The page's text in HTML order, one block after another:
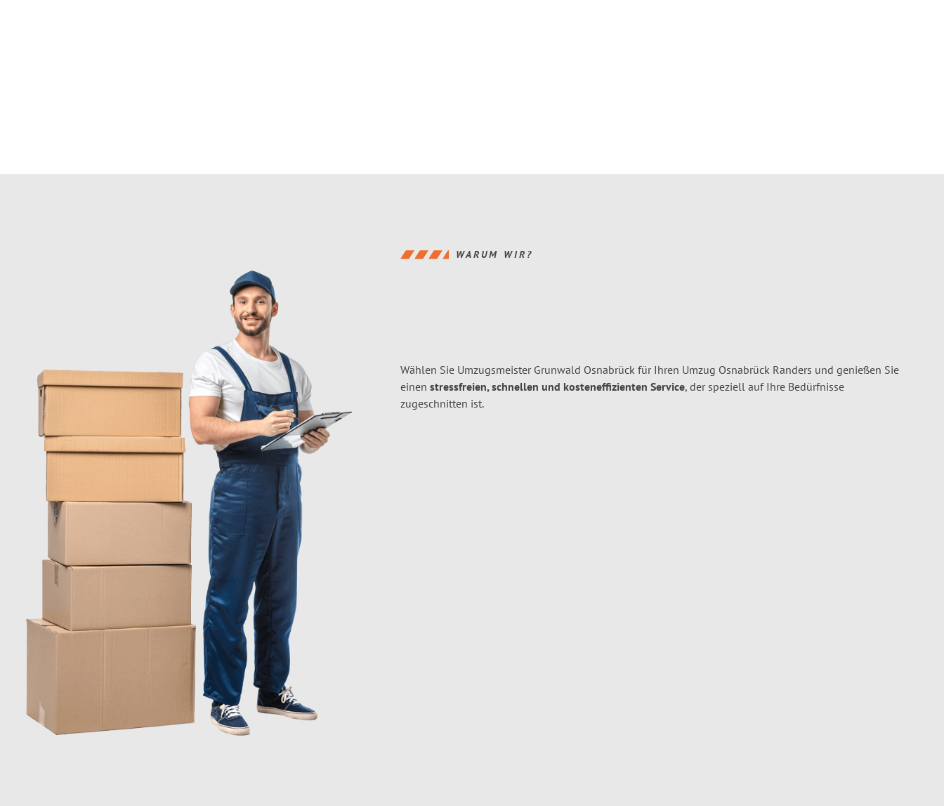
WARUM WIR?
Wählen Sie Umzugsmeister Grunwald Osnabrück für Ihren Umzug Osnabrück Randers und genießen Sie
einen stressfreien, schnellen und kosteneffizienten Service, der speziell auf Ihre Bedürfnisse
zugeschnitten ist.